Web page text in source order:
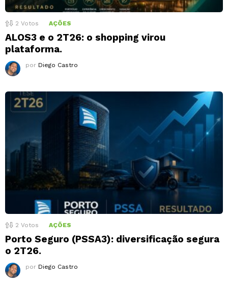
2 Votos AÇÕES
ALOS3 e o 2T26: o shopping virou
plataforma.
por Diego Castro
2 Votos AÇÕES
Porto Seguro (PSSA3): diversificação segura
o 2T26.
por Diego Castro